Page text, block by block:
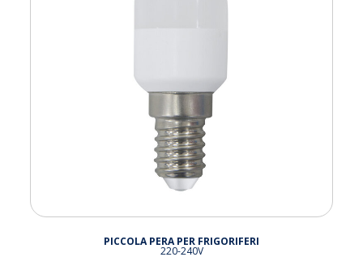
PICCOLA PERA PER FRIGORIFERI
220-240V